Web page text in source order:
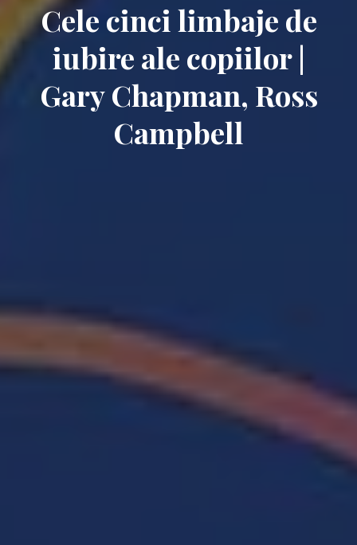
Cele cinci limbaje de
iubire ale copiilor |
Gary Chapman, Ross
Campbell